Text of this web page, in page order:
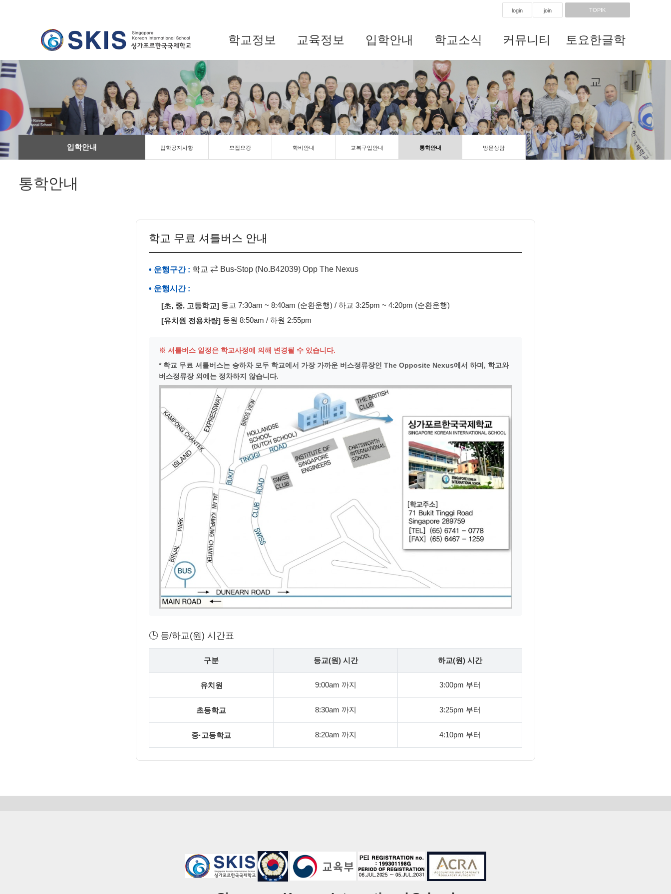
login join TOPIK
학교정보 교육정보 입학안내 학교소식 커뮤니티 토요한글학
교
입학안내 입학공지사항 모집요강 학비안내 교복구입안내 통학안내 방문상담
통학안내
학교 무료 셔틀버스 안내
• 운행구간 : 학교 ⇄ Bus-Stop (No.B42039) Opp The Nexus
• 운행시간 :
[초, 중, 고등학교] 등교 7:30am ~ 8:40am (순환운행) / 하교 3:25pm ~ 4:20pm (순환운행)
[유치원 전용차량] 등원 8:50am / 하원 2:55pm
※ 셔틀버스 일정은 학교사정에 의해 변경될 수 있습니다.
* 학교 무료 셔틀버스는 승하차 모두 학교에서 가장 가까운 버스정류장인 The Opposite Nexus에서 하며, 학교와
버스정류장 외에는 정차하지 않습니다.
🕒 등/하교(원) 시간표
구분 등교(원) 시간 하교(원) 시간
유치원 9:00am 까지 3:00pm 부터
초등학교 8:30am 까지 3:25pm 부터
중·고등학교 8:20am 까지 4:10pm 부터